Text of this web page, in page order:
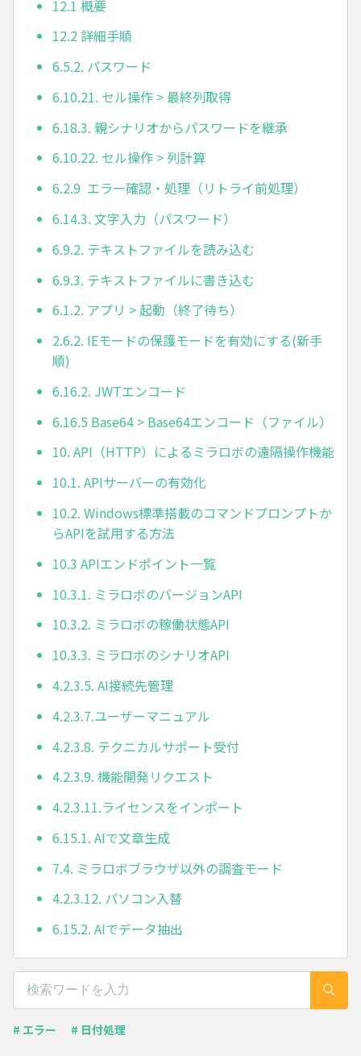
12.1 概要
12.2 詳細手順
6.5.2. パスワード
6.10.21. セル操作 > 最終列取得
6.18.3. 親シナリオからパスワードを継承
6.10.22. セル操作 > 列計算
6.2.9 エラー確認・処理（リトライ前処理）
6.14.3. 文字入力（パスワード）
6.9.2. テキストファイルを読み込む
6.9.3. テキストファイルに書き込む
6.1.2. アプリ > 起動（終了待ち）
2.6.2. IEモードの保護モードを有効にする(新手
順)
6.16.2. JWTエンコード
6.16.5 Base64 > Base64エンコード（ファイル）
10. API（HTTP）によるミラロボの遠隔操作機能
10.1. APIサーバーの有効化
10.2. Windows標準搭載のコマンドプロンプトか
らAPIを試用する方法
10.3 APIエンドポイント一覧
10.3.1. ミラロボのバージョンAPI
10.3.2. ミラロボの稼働状態API
10.3.3. ミラロボのシナリオAPI
4.2.3.5. AI接続先管理
4.2.3.7.ユーザーマニュアル
4.2.3.8. テクニカルサポート受付
4.2.3.9. 機能開発リクエスト
4.2.3.11.ライセンスをインポート
6.15.1. AIで文章生成
7.4. ミラロボブラウザ以外の調査モード
4.2.3.12. パソコン入替
6.15.2. AIでデータ抽出
# エラー # 日付処理